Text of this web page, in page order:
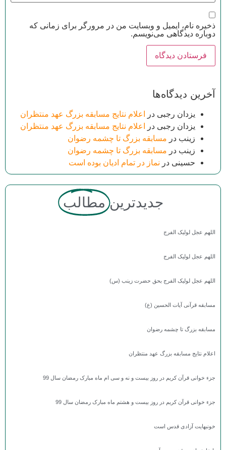
ذخیره نام، ایمیل و وبسایت من در مرورگر برای زمانی که
دوباره دیدگاهی می‌نویسم.
آخرین دیدگاه‌ها
یزدان رجبی در
اعلام نتایج مسابقه بزرگ عهد منتظران
یزدان رجبی در
اعلام نتایج مسابقه بزرگ عهد منتظران
زینب در مسابقه بزرگ تا چشمه رضوان
زینب در مسابقه بزرگ تا چشمه رضوان
حسینی در نماز در تمام ادیان بوده است
جدیدترین مطالب
اللهم عجل لولیک الفرج
اللهم عجل لولیک الفرج
اللهم عجل لولیک الفرج بحق حضرت زینب (س)
مسابقه قرآنی آیات الحسین (ع)
مسابقه بزرگ تا چشمه رضوان
اعلام نتایج مسابقه بزرگ عهد منتظران
جزء خوانی قرآن کریم در روز بیست و نه و سی ام ماه مبارک رمضان سال 99
جزء خوانی قرآن کریم در روز بیست و هشتم ماه مبارک رمضان سال 99
خونبهایت آزادی قدس است